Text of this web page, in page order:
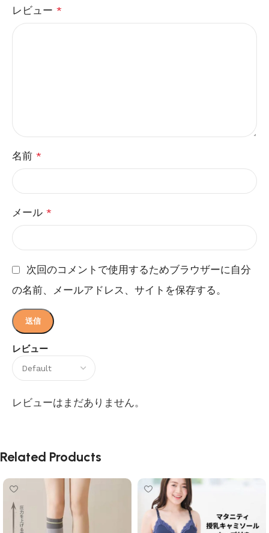
レビュー
レビューはまだありません。
レビュー *
名前 *
メール *
次回のコメントで使用するためブラウザーに自分
の名前、メールアドレス、サイトを保存する。
Related Products